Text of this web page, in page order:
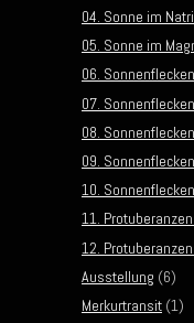
04. Sonne im
05. Sonne im
06.
07.
08.
09.
10.
11.
12.
Ausstellung (6)
Merkurtransit (1)